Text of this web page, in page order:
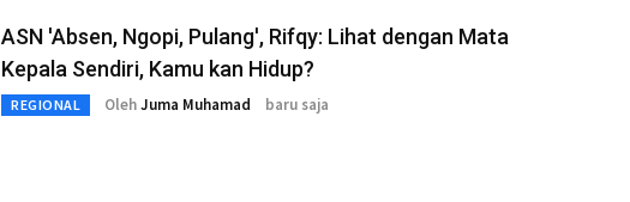
ASN 'Absen, Ngopi, Pulang', Rifqy: Lihat dengan Mata
Kepala Sendiri, Kamu kan Hidup?
REGIONAL OlehJuma Muhamad baru saja